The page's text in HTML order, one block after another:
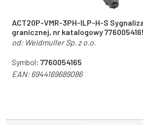
ACT20P-VMR-3PH-ILP-H-S
granicznej, nr katalogowy
od: Weidmuller Sp. z o.o.
Symbol: 7760054165
EAN:6944169689086